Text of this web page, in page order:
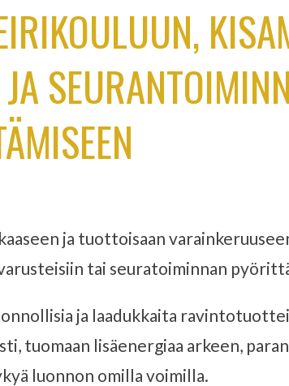
ja tuottoisaan
tai seuratoiminnan
ja laadukkaita
tuomaan lisäenergiaa arkeen,
luonnon omilla voimilla.